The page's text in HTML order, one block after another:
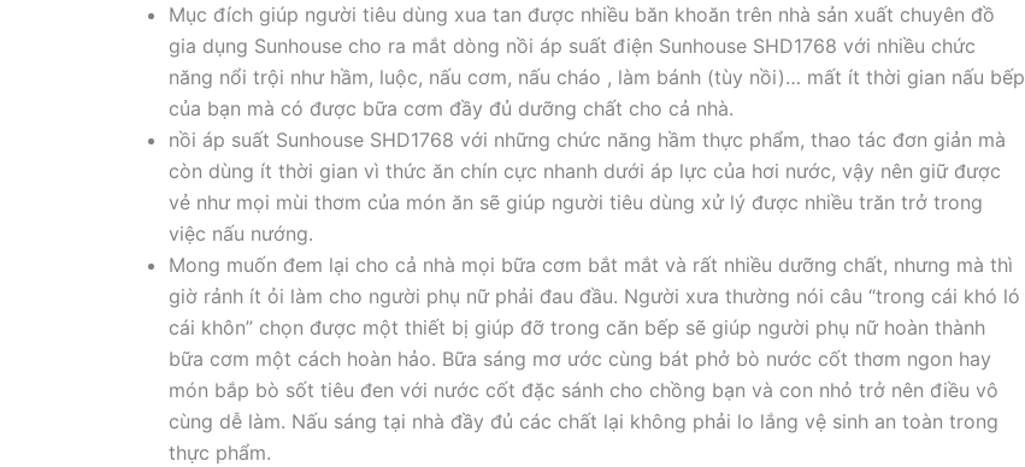
Mục đích giúp người tiêu dùng xua tan được nhiều băn khoăn trên nhà sản xuất chuyên đồ
gia dụng Sunhouse cho ra mắt dòng nồi áp suất điện Sunhouse SHD1768 với nhiều chức
năng nổi trội như hầm, luộc, nấu cơm, nấu cháo , làm bánh (tùy nồi)… mất ít thời gian nấu bếp
của bạn mà có được bữa cơm đầy đủ dưỡng chất cho cả nhà.
nồi áp suất Sunhouse SHD1768 với những chức năng hầm thực phẩm, thao tác đơn giản mà
còn dùng ít thời gian vì thức ăn chín cực nhanh dưới áp lực của hơi nước, vậy nên giữ được
vẻ như mọi mùi thơm của món ăn sẽ giúp người tiêu dùng xử lý được nhiều trăn trở trong
việc nấu nướng.
Mong muốn đem lại cho cả nhà mọi bữa cơm bắt mắt và rất nhiều dưỡng chất, nhưng mà thì
giờ rảnh ít ỏi làm cho người phụ nữ phải đau đầu. Người xưa thường nói câu “trong cái khó ló
cái khôn” chọn được một thiết bị giúp đỡ trong căn bếp sẽ giúp người phụ nữ hoàn thành
bữa cơm một cách hoàn hảo. Bữa sáng mơ ước cùng bát phở bò nước cốt thơm ngon hay
món bắp bò sốt tiêu đen với nước cốt đặc sánh cho chồng bạn và con nhỏ trở nên điều vô
cùng dễ làm. Nấu sáng tại nhà đầy đủ các chất lại không phải lo lắng vệ sinh an toàn trong
thực phẩm.